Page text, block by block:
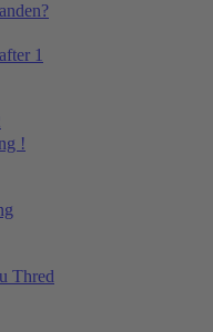
1
!
Thred